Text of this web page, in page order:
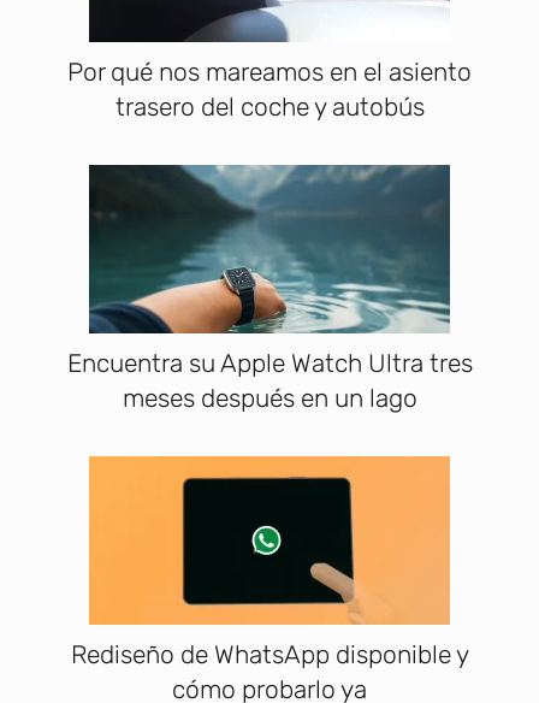
Por qué nos mareamos en el asiento
trasero del coche y autobús
Encuentra su Apple Watch Ultra tres
meses después en un lago
Rediseño de WhatsApp disponible y
cómo probarlo ya